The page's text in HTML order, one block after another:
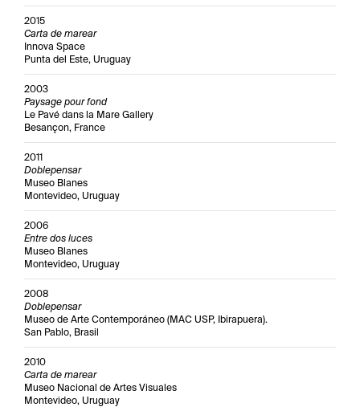
2015
Carta de marear
Innova Space
Punta del Este, Uruguay
2003
Paysage pour fond
Le Pavé dans la Mare Gallery
Besançon, France
2011
Doblepensar
Museo Blanes
Montevideo, Uruguay
2006
Entre dos luces
Museo Blanes
Montevideo, Uruguay
2008
Doblepensar
Museo de Arte Contemporáneo (MAC USP, Ibirapuera).
San Pablo, Brasil
2010
Carta de marear
Museo Nacional de Artes Visuales
Montevideo, Uruguay